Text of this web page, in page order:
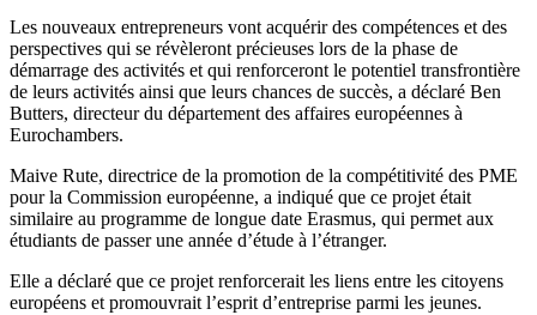
Les nouveaux entrepreneurs vont acquérir des compétences et des
perspectives qui se révèleront précieuses lors de la phase de
démarrage des activités et qui renforceront le potentiel transfrontière
de leurs activités ainsi que leurs chances de succès, a déclaré Ben
Butters, directeur du département des affaires européennes à
Eurochambers.
Maive Rute, directrice de la promotion de la compétitivité des PME
pour la Commission européenne, a indiqué que ce projet était
similaire au programme de longue date Erasmus, qui permet aux
étudiants de passer une année d’étude à l’étranger.
Elle a déclaré que ce projet renforcerait les liens entre les citoyens
européens et promouvrait l’esprit d’entreprise parmi les jeunes.